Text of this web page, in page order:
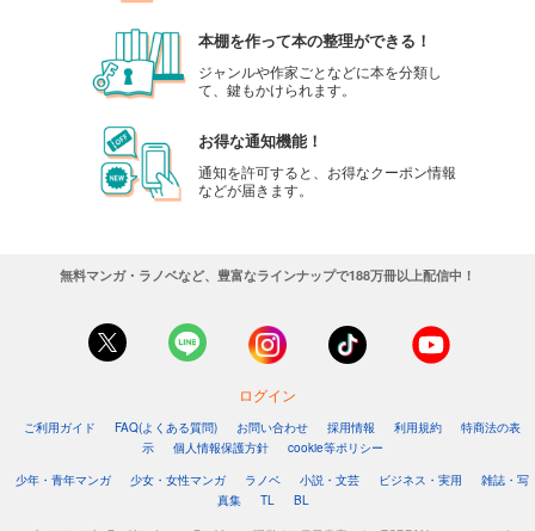
本棚を作って本の整理ができる！
ジャンルや作家ごとなどに本を分類し
て、鍵もかけられます。
お得な通知機能！
通知を許可すると、お得なクーポン情報
などが届きます。
無料マンガ・ラノベなど、豊富なラインナップで188万冊以上配信中！
ログイン
ご利用ガイド FAQ(よくある質問) お問い合わせ 採用情報 利用規約
特商法の表
示
個人情報保護方針
cookie等ポリシー
少年・青年マンガ
少女・女性マンガ ラノベ 小説・文芸 ビジネス・実用
雑誌・写
真集
TL BL